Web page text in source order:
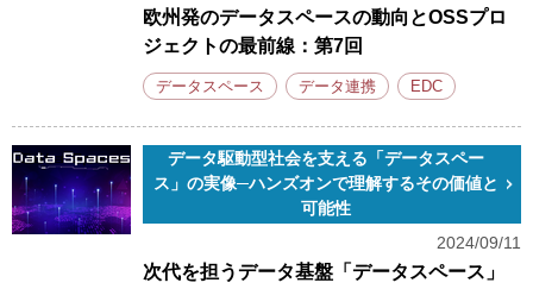
欧州発のデータスペースの動向とOSSプロ
ジェクトの最前線：第7回
データスペース データ連携 EDC
データ駆動型社会を支える「データスペー
ス」の実像─ハンズオンで理解するその価値と
可能性
2024/09/11
次代を担うデータ基盤「データスペース」